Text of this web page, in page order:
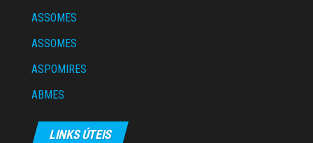
ASSOMES
ASSOMES
ASPOMIRES
ABMES
LINKS ÚTEIS